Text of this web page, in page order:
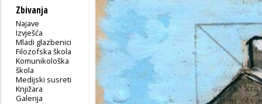
Zbivanja
Najave
Izvješća
Mladi glazbenici
Filozofska škola
Komunikološka
škola
Medijski susreti
Knjižara
Galerija